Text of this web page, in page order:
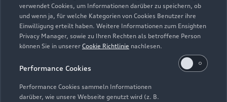
verwendet Cookies, um Informationen darüber zu speichern, ob
und wenn ja, für welche Kategorien von Cookies Benutzer ihre
Einwilligung erteilt haben. Weitere Informationen zum Ensighten
Privacy Manager, sowie zu Ihren Rechten als betroffene Person
können Sie in unserer Cookie Richtlinie nachlesen.
Performance Cookies
Performance Cookies sammeln Informationen
darüber, wie unsere Webseite genutzt wird (z. B.
Praktisches Set zur intensiven Reinigung und
Pflege von Leder und Kunstleder.
Zur Audi Shopping World